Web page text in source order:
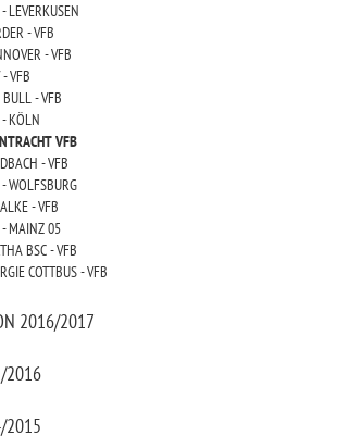
LEVERKUSEN
- VFB
- VFB
VFB
- VFB
KÖLN
VFB
- VFB
WOLFSBURG
- VFB
MAINZ 05
BSC - VFB
COTTBUS - VFB
2016/2017
2016
2015